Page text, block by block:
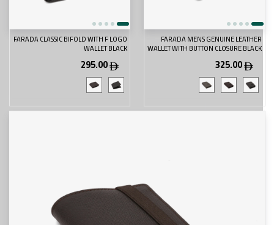
FARADA MENS GENUINE LEATHER
WALLET WITH BUTTON CLOSURE BLACK
FARADA CLASSIC BIFOLD WITH F LOGO
WALLET BLACK
295.00